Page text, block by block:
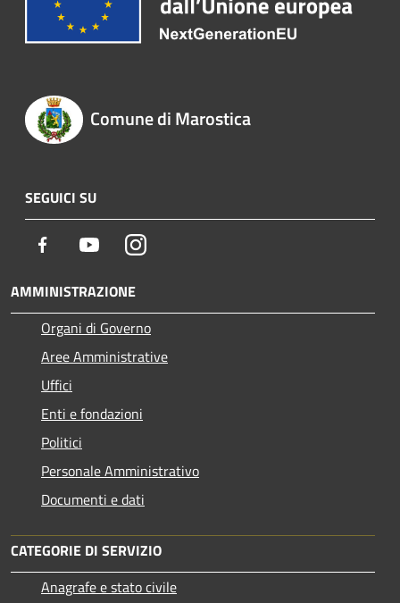
Comune di Marostica
SEGUICI SU
Facebook YoutubeInstagram
AMMINISTRAZIONE
Organi di Governo
Aree Amministrative
Uffici
Enti e fondazioni
Politici
Personale Amministrativo
Documenti e dati
CATEGORIE DI SERVIZIO
Anagrafe e stato civile